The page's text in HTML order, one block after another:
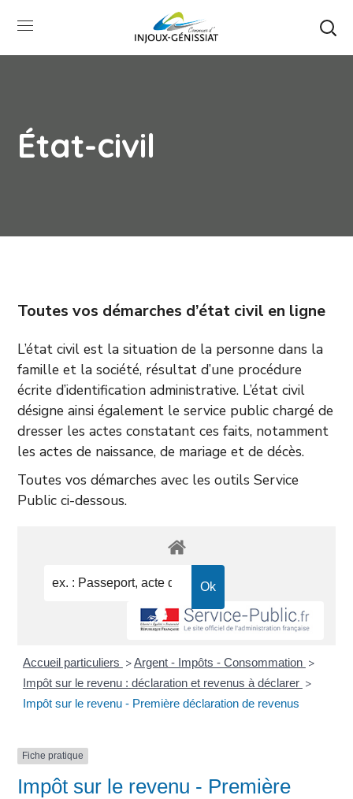
État-civil
Toutes vos démarches d’état civil en ligne
L’état civil est la situation de la personne dans la
famille et la société, résultat d’une procédure
écrite d’identification administrative. L’état civil
désigne ainsi également le service public chargé de
dresser les actes constatant ces faits, notamment
les actes de naissance, de mariage et de décès.
Toutes vos démarches avec les outils Service
Public ci-dessous.
Accueil particuliers >Argent - Impôts - Consommation >
Impôt sur le revenu : déclaration et revenus à déclarer >
Impôt sur le revenu - Première déclaration de revenus
Fiche pratique
Impôt sur le revenu - Première